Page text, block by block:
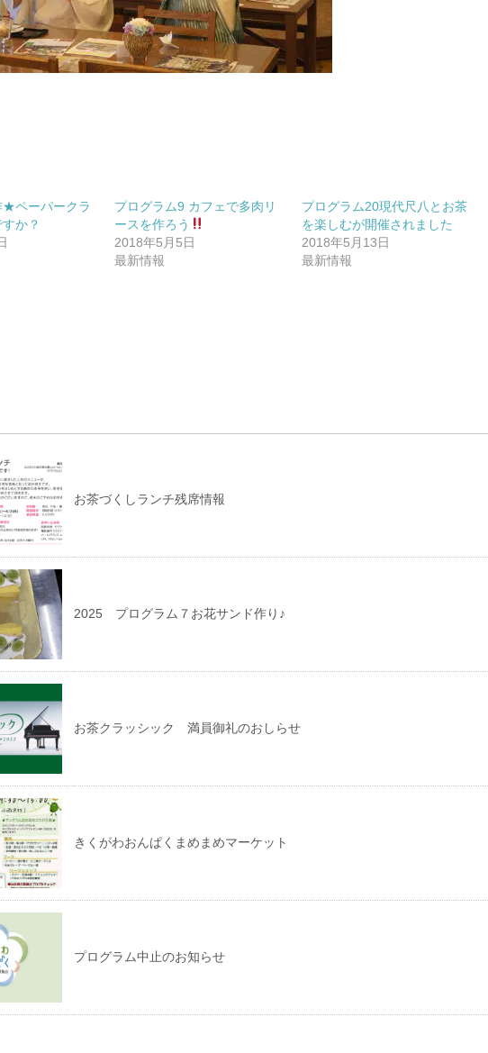
★ペーパークラ
か？
プログラム9 カフェで多肉リ
ースを作ろう
2018年5月5日
最新情報
プログラム20現代尺八とお茶
を楽しむが開催されました
2018年5月13日
最新情報
お茶づくしランチ残席情報
2025 プログラム７お花サンド作り♪
お茶クラッシック 満員御礼のおしらせ
きくがわおんぱくまめまめマーケット
プログラム中止のお知らせ